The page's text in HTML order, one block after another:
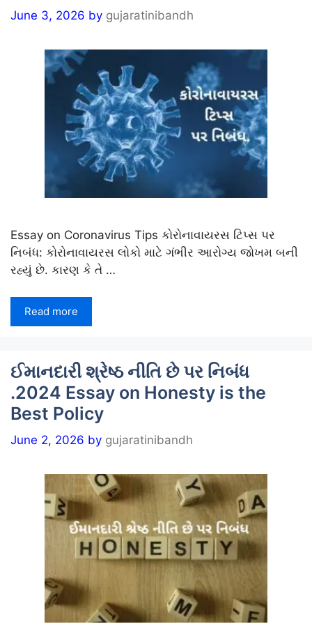
June 3, 2026 by gujaratinibandh
Essay on Coronavirus Tips કોરોનાવાયરસ ટિપ્સ પર
નિબંધ: કોરોનાવાયરસ લોકો માટે ગંભીર આરોગ્ય જોખમ બની
રહ્યું છે. કારણ કે તે …
Read more
ઈમાનદારી શ્રેષ્ઠ નીતિ છે પર નિબંધ
.2024 Essay on Honesty is the
Best Policy
June 2, 2026 by gujaratinibandh